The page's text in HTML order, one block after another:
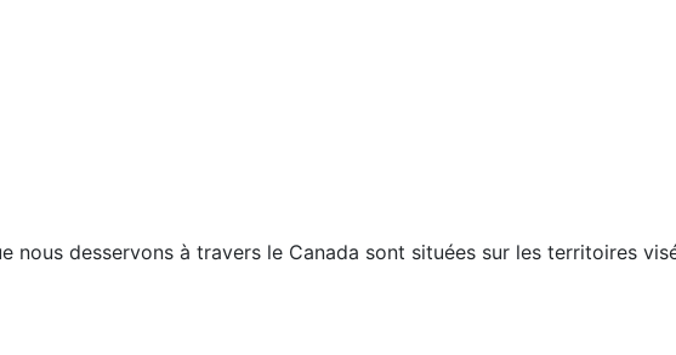
nous desservons à travers le Canada sont situées sur les territoires